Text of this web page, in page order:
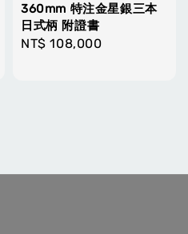
360mm 特注金星銀三本
日式柄 附證書
Regular
NT$ 108,000